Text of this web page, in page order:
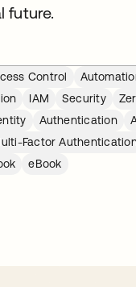
future.
Control
IAM Security
Authentication
Factor
eBook